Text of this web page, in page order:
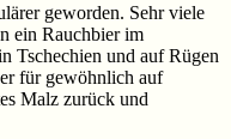
geworden. Sehr viele
ein Rauchbier im
Tschechien und auf Rügen
für gewöhnlich auf
Malz zurück und